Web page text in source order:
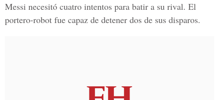
Messi necesitó cuatro intentos para batir a su rival. El
portero-robot fue capaz de detener dos de sus disparos.